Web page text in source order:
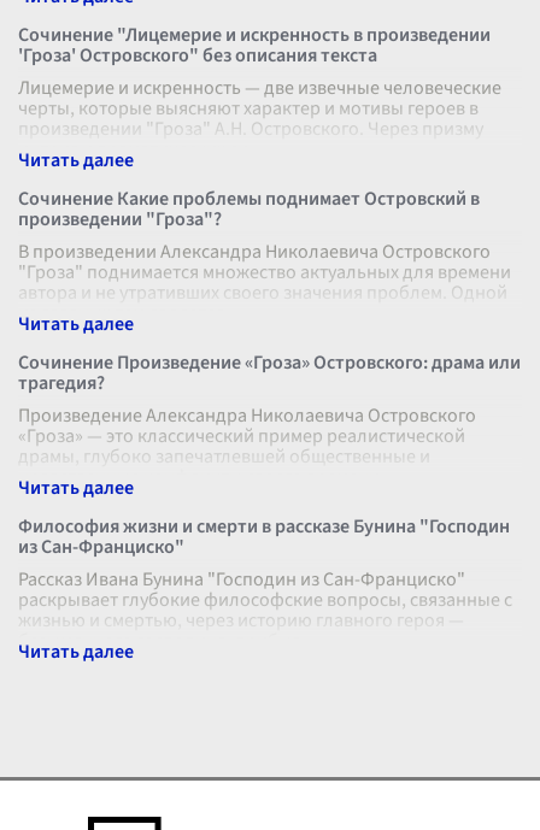
Сочинение "Лицемерие и искренность в произведении
'Гроза' Островского" без описания текста
Лицемерие и искренность — две извечные человеческие
черты, которые выясняют характер и мотивы героев в
произведении "Гроза" А.Н. Островского. Через призму
интриг и драматических си
Сочинение Какие проблемы поднимает Островский в
произведении "Гроза"?
В произведении Александра Николаевича Островского
"Гроза" поднимается множество актуальных для времени
автора и не утративших своего значения проблем. Одной
из главных тем является
Сочинение Произведение «Гроза» Островского: драма или
трагедия?
Произведение Александра Николаевича Островского
«Гроза» — это классический пример реалистической
драмы, глубоко запечатлевшей общественные и
нравственные конфликты своего времени.
Философия жизни и смерти в рассказе Бунина "Господин
из Сан-Франциско"
Рассказ Ивана Бунина "Господин из Сан-Франциско"
раскрывает глубокие философские вопросы, связанные с
жизнью и смертью, через историю главного героя —
безымянного господина, прибыв